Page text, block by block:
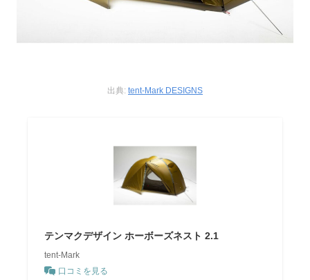
出典: tent-Mark DESIGNS
テンマクデザイン ホーボーズネスト 2.1
tent-Mark
口コミを見る